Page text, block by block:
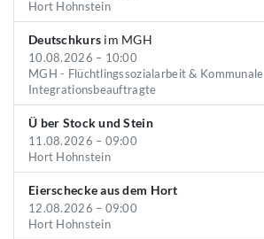
Hort Hohnstein
Deutschkurs im MGH
10.08.2026 – 10:00
MGH - Flüchtlingssozialarbeit & Kommunale
Integrationsbeauftragte
Ü ber Stock und Stein
11.08.2026 – 09:00
Hort Hohnstein
Eierschecke aus dem Hort
12.08.2026 – 09:00
Hort Hohnstein